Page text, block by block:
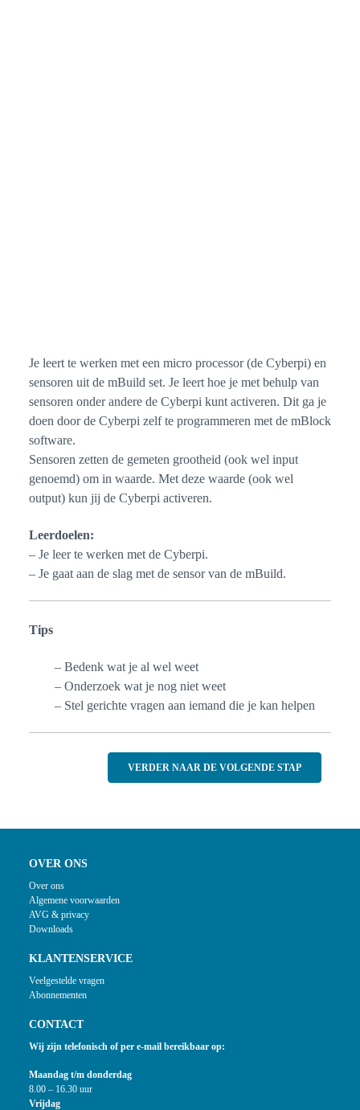
Je leert te werken met een micro processor (de Cyberpi) en
sensoren uit de mBuild set. Je leert hoe je met behulp van
sensoren onder andere de Cyberpi kunt activeren. Dit ga je
doen door de Cyberpi zelf te programmeren met de mBlock
software.
Sensoren zetten de gemeten grootheid (ook wel input
genoemd) om in waarde. Met deze waarde (ook wel
output) kun jij de Cyberpi activeren.
Leerdoelen:
– Je leer te werken met de Cyberpi.
– Je gaat aan de slag met de sensor van de mBuild.
Tips
– Bedenk wat je al wel weet
– Onderzoek wat je nog niet weet
– Stel gerichte vragen aan iemand die je kan helpen
VERDER NAAR DE VOLGENDE STAP
OVER ONS
Over ons
Algemene voorwaarden
AVG & privacy
Downloads
KLANTENSERVICE
Veelgestelde vragen
Abonnementen
CONTACT
Wij zijn telefonisch of per e-mail bereikbaar op:
Maandag t/m donderdag
8.00 – 16.30 uur
Vrijdag